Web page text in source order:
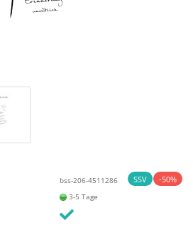
SSV -50%
bss-206-4511286
3-5 Tage